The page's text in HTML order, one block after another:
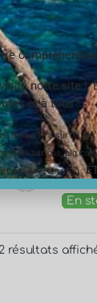
6,60€
En
résultats
notre site !
et à tous !
d’aout 10% sur
(hors cartons, big,
ses accessoires) :